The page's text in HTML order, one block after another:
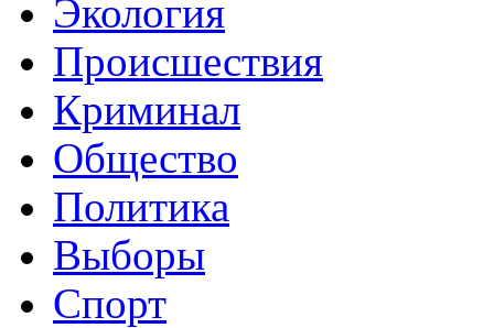
Экология
Происшествия
Криминал
Общество
Политика
Выборы
Спорт